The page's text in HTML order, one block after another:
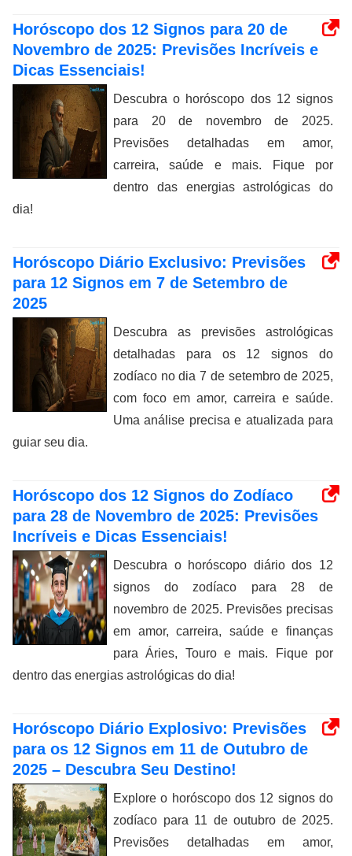
Horóscopo dos 12 Signos para 20 de
Novembro de 2025: Previsões Incríveis e
Dicas Essenciais!
Descubra o horóscopo dos 12 signos
para 20 de novembro de 2025.
Previsões detalhadas em amor,
carreira, saúde e mais. Fique por
dentro das energias astrológicas do
dia!
Horóscopo Diário Exclusivo: Previsões
para 12 Signos em 7 de Setembro de
2025
Descubra as previsões astrológicas
detalhadas para os 12 signos do
zodíaco no dia 7 de setembro de 2025,
com foco em amor, carreira e saúde.
Uma análise precisa e atualizada para
guiar seu dia.
Horóscopo dos 12 Signos do Zodíaco
para 28 de Novembro de 2025: Previsões
Incríveis e Dicas Essenciais!
Descubra o horóscopo diário dos 12
signos do zodíaco para 28 de
novembro de 2025. Previsões precisas
em amor, carreira, saúde e finanças
para Áries, Touro e mais. Fique por
dentro das energias astrológicas do dia!
Horóscopo Diário Explosivo: Previsões
para os 12 Signos em 11 de Outubro de
2025 – Descubra Seu Destino!
Explore o horóscopo dos 12 signos do
zodíaco para 11 de outubro de 2025.
Previsões detalhadas em amor,